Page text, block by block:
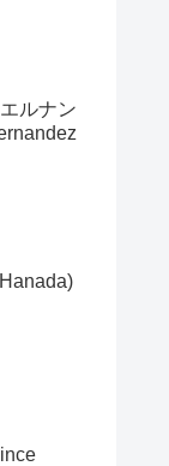
ルナン